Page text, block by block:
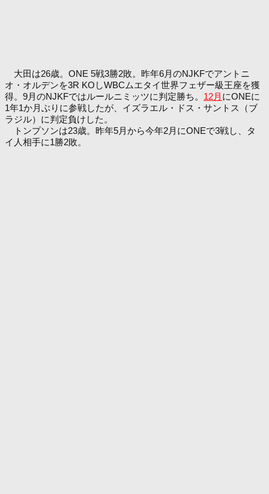
大田は26歳。ONE 5戦3勝2敗。昨年6月のNJKFでアントニ
オ・オルデンを3R KOしWBCムエタイ世界フェザー級王座を獲
得。9月のNJKFではルールニミッツに判定勝ち。 12月 にONEに
1年1か月ぶりに参戦したが、イズラエル・ドス・サントス（ブ
ラジル）に判定負けした。
トンプソンは23歳。昨年5月から今年2月にONEで3戦し、タ
イ人相手に1勝2敗。